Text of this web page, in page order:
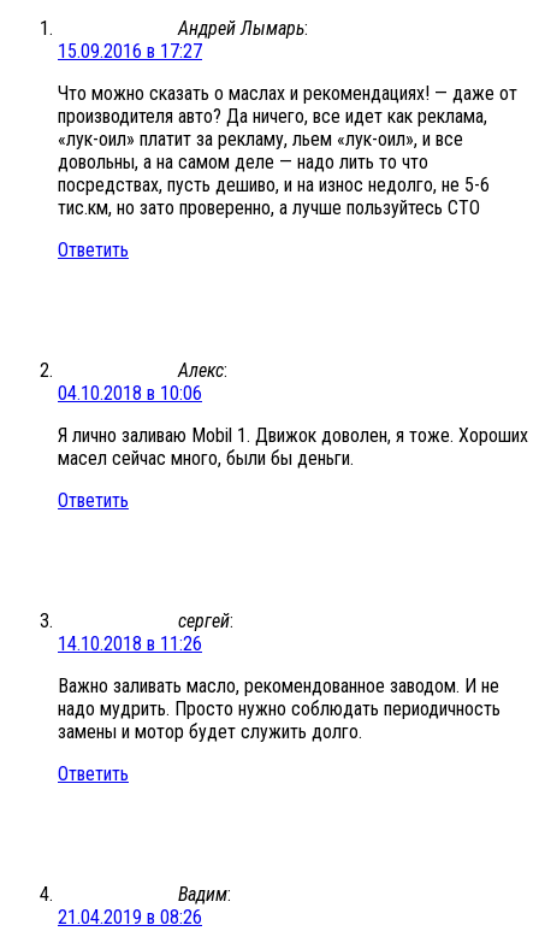
Андрей Лымарь:
15.09.2016 в 17:27
Что можно сказать о маслах и рекомендациях! — даже от
производителя авто? Да ничего, все идет как реклама,
«лук-оил» платит за рекламу, льем «лук-оил», и все
довольны, а на самом деле — надо лить то что
посредствах, пусть дешиво, и на износ недолго, не 5-6
тис.км, но зато проверенно, а лучше пользуйтесь СТО
Ответить
Алекс:
04.10.2018 в 10:06
Я лично заливаю Mobil 1. Движок доволен, я тоже. Хороших
масел сейчас много, были бы деньги.
Ответить
сергей:
14.10.2018 в 11:26
Важно заливать масло, рекомендованное заводом. И не
надо мудрить. Просто нужно соблюдать периодичность
замены и мотор будет служить долго.
Ответить
Вадим:
21.04.2019 в 08:26